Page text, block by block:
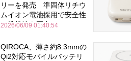
リーを発売 準固体リチウ
ムイオン電池採用で安全性
と携帯性を両立
2026/06/09 01:40:54
QIROCA、薄さ約8.3mmの
Qi2対応モバイルバッテリ